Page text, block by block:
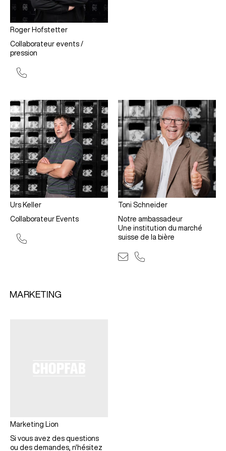
Roger Hofstetter
Collaborateur events /
pression
Urs Keller
Collaborateur Events
Toni Schneider
Notre ambassadeur
Une institution du marché
suisse de la bière
MARKETING
Marketing Lion
Si vous avez des questions
ou des demandes, n'hésitez